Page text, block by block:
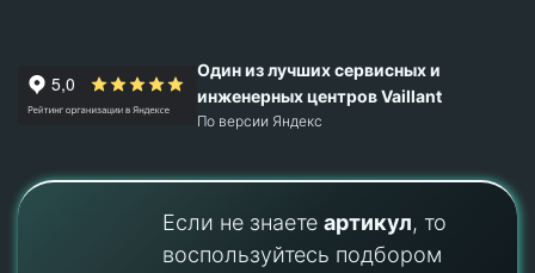
Один из лучших сервисных и
инженерных центров Vaillant
По версии Яндекс
Если не знаете артикул, то
воспользуйтесь подбором